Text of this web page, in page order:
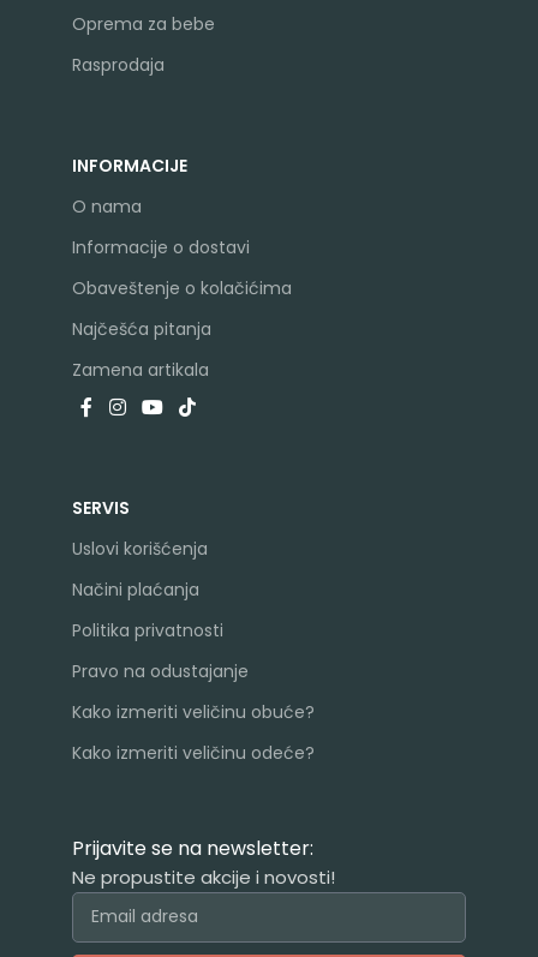
Oprema za bebe
Rasprodaja
INFORMACIJE
O nama
Informacije o dostavi
Obaveštenje o kolačićima
Najčešća pitanja
Zamena artikala
SERVIS
Uslovi korišćenja
Načini plaćanja
Politika privatnosti
Pravo na odustajanje
Kako izmeriti veličinu obuće?
Kako izmeriti veličinu odeće?
Prijavite se na newsletter:
Ne propustite akcije i novosti!